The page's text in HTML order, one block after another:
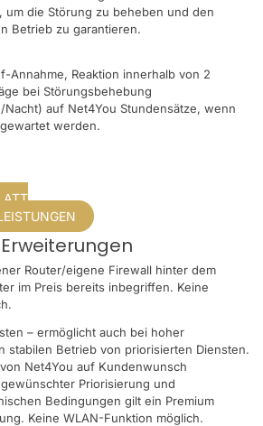
um die Störung zu beheben und den
Betrieb zu garantieren.
Annahme, Reaktion innerhalb von 2
bei Störungsbehebung
auf Net4You Stundensätze, wenn
werden.
Router/eigene Firewall hinter dem
im Preis bereits inbegriffen. Keine
– ermöglicht auch bei hoher
stabilen Betrieb von priorisierten Diensten.
Net4You auf Kundenwunsch
Priorisierung und
Bedingungen gilt ein Premium
Keine WLAN-Funktion möglich.